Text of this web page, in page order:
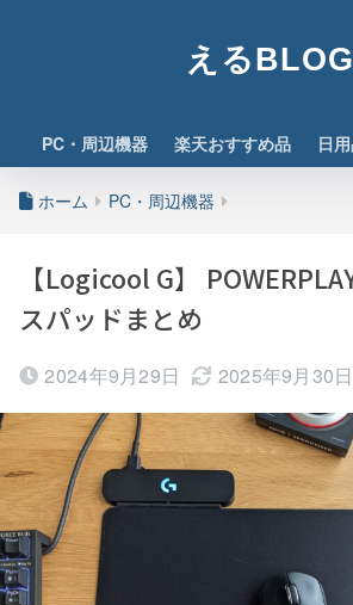
えるBLOG
PC・周辺機器 楽天おすすめ品 日
ホーム PC・周辺機器
【Logicool G】
スパッドまとめ
2024年9月29日 2025年9月30日